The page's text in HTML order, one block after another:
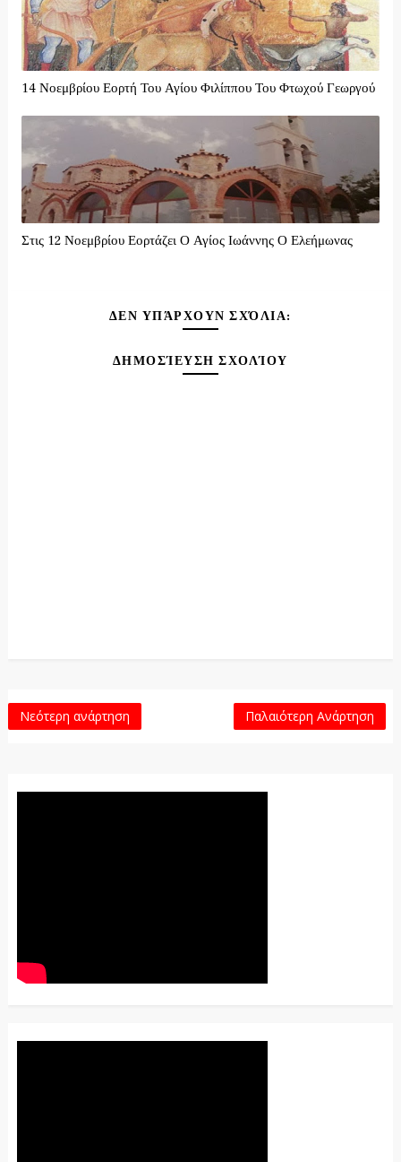
14 Νοεμβρίου Εορτή Του Αγίου Φιλίππου Του Φτωχού Γεωργού
Στις 12 Νοεμβρίου Εορτάζει Ο Αγίος Ιωάννης Ο Ελεήμωνας
ΔΕΝ ΥΠΆΡΧΟΥΝ ΣΧΌΛΙΑ:
ΔΗΜΟΣΊΕΥΣΗ ΣΧΟΛΊΟΥ
Νεότερη ανάρτηση Παλαιότερη Ανάρτηση